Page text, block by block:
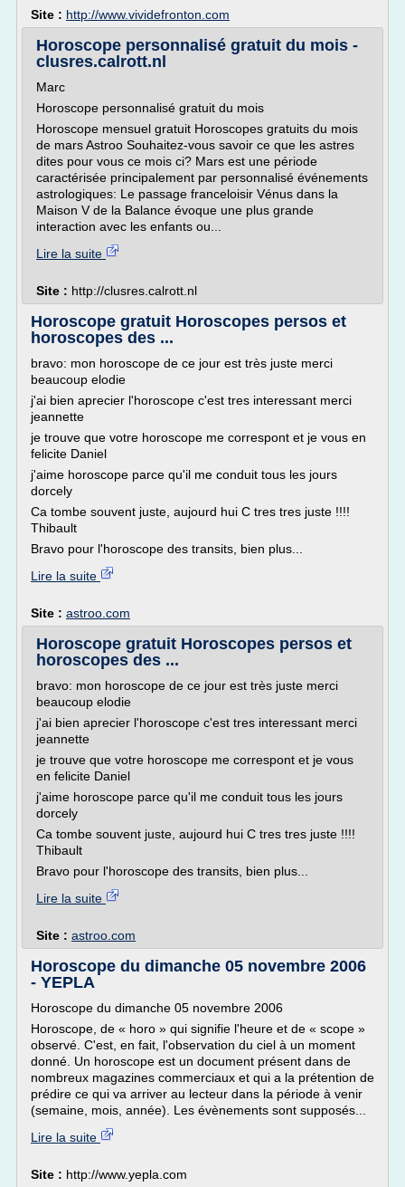
Site : http://www.vividefronton.com
Horoscope personnalisé gratuit du mois -
clusres.calrott.nl
Marc
Horoscope personnalisé gratuit du mois
Horoscope mensuel gratuit Horoscopes gratuits du mois
de mars Astroo Souhaitez-vous savoir ce que les astres
dites pour vous ce mois ci? Mars est une période
caractérisée principalement par personnalisé événements
astrologiques: Le passage franceloisir Vénus dans la
Maison V de la Balance évoque une plus grande
interaction avec les enfants ou...
Lire la suite
Site : http://clusres.calrott.nl
Horoscope gratuit Horoscopes persos et
horoscopes des ...
bravo: mon horoscope de ce jour est très juste merci
beaucoup elodie
j'ai bien aprecier l'horoscope c'est tres interessant merci
jeannette
je trouve que votre horoscope me correspont et je vous en
felicite Daniel
j'aime horoscope parce qu'il me conduit tous les jours
dorcely
Ca tombe souvent juste, aujourd hui C tres tres juste !!!!
Thibault
Bravo pour l'horoscope des transits, bien plus...
Lire la suite
Site : astroo.com
Horoscope gratuit Horoscopes persos et
horoscopes des ...
bravo: mon horoscope de ce jour est très juste merci
beaucoup elodie
j'ai bien aprecier l'horoscope c'est tres interessant merci
jeannette
je trouve que votre horoscope me correspont et je vous
en felicite Daniel
j'aime horoscope parce qu'il me conduit tous les jours
dorcely
Ca tombe souvent juste, aujourd hui C tres tres juste !!!!
Thibault
Bravo pour l'horoscope des transits, bien plus...
Lire la suite
Site : astroo.com
Horoscope du dimanche 05 novembre 2006
- YEPLA
Horoscope du dimanche 05 novembre 2006
Horoscope, de « horo » qui signifie l'heure et de « scope »
observé. C'est, en fait, l'observation du ciel à un moment
donné. Un horoscope est un document présent dans de
nombreux magazines commerciaux et qui a la prétention de
prédire ce qui va arriver au lecteur dans la période à venir
(semaine, mois, année). Les évènements sont supposés...
Lire la suite
Site : http://www.yepla.com